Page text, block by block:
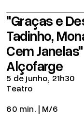
"Graças e
Tadinho,
Cem
Alçofarge
5 de junho, 21h30
Teatro
60 min. | M/6